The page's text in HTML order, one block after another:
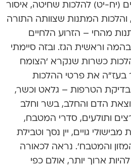
(יח-יט) להלכות שחיטה, איסור
והלכות המתנות שצוותה התורה
מהחי – הזרוע הלחיים
וראשית הגז. ובזה סיימתי
כשרות שנקרא ‘הצומח
בעז”ה את פרטי ההלכות
בדיקת הטרפות – גלאט וכשר,
הדם והחלב, בשר וחלב
ותולעים, סדרי המטבח,
גויים, יין נסך וטבילת
והמטבח’. נראה לכאורה
ארוך יותר, אולם כפי